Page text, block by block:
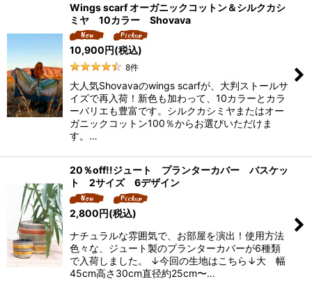
Wings scarf オーガニックコットン＆シルクカシ
ミヤ 10カラー Shovava
10,900円(税込)
8件
大人気Shovavaのwings scarfが、大判ストールサ
イズで再入荷！新色も加わって、10カラーとカラ
ーバリエも豊富です。シルクカシミヤまたはオー
ガニックコットン100％からお選びいただけま
す。…
20％off!!ジュート プランターカバー バスケッ
ト 2サイズ 6デザイン
2,800円(税込)
ナチュラルな雰囲気で、お部屋を演出！使用方法
色々な、ジュート製のプランターカバーが6種類
で入荷しました。 ↓今回の生地はこちら↓大 幅
45cm高さ30cm直径約25cm〜…